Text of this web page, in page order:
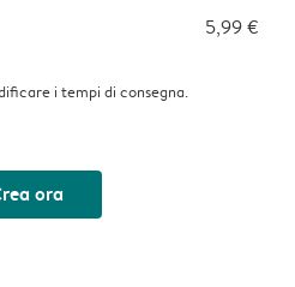
5,99 €
i tempi di consegna.
ora